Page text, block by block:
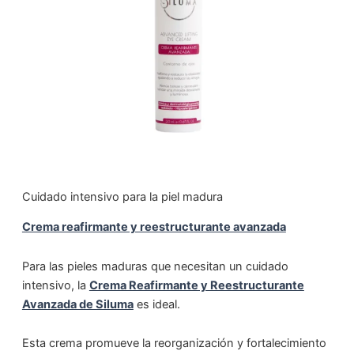
Cuidado intensivo para la piel madura
Crema reafirmante y reestructurante avanzada
Para las pieles maduras que necesitan un cuidado
intensivo, la Crema Reafirmante y Reestructurante
Avanzada de Silumaes ideal.
Esta crema promueve la reorganización y fortalecimiento